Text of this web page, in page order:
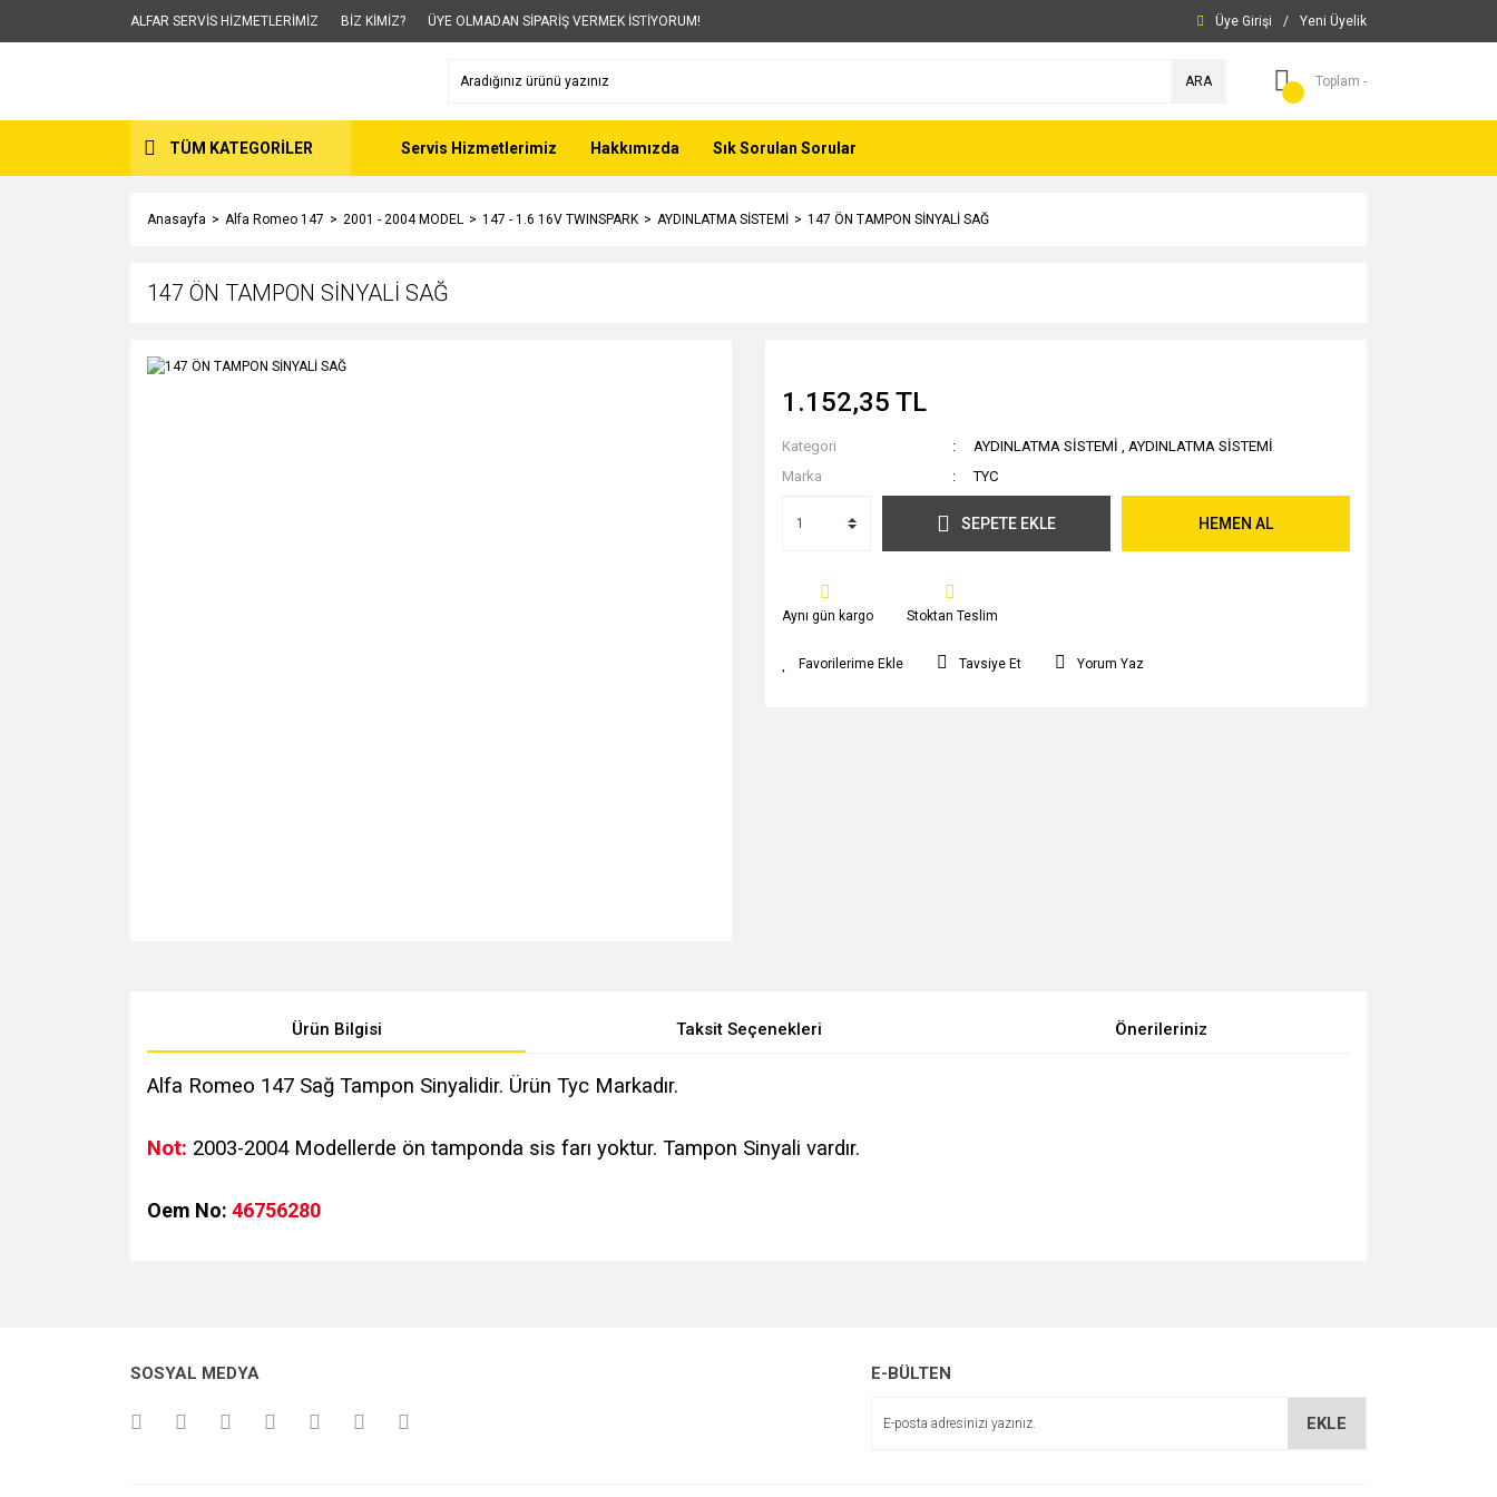
ALFAR SERVİS HİZMETLERİMİZ BİZ KİMİZ? ÜYE OLMADAN SİPARİŞ VERMEK İSTİYORUM! Üye Girişi / Yeni Üyelik
ARA Toplam -
TÜM KATEGORİLER Servis Hizmetlerimiz Hakkımızda Sık Sorulan Sorular
Anasayfa Alfa Romeo 147 2001 - 2004 MODEL 147 - 1.6 16V TWINSPARK AYDINLATMA SİSTEMİ 147 ÖN TAMPON SİNYALİ SAĞ
147 ÖN TAMPON SİNYALİ SAĞ
1.152,35 TL
Kategori AYDINLATMA SİSTEMİ , AYDINLATMA SİSTEMİ
Marka
TYC
SEPETE EKLE HEMEN AL
Aynı gün kargo Stoktan Teslim
Tavsiye Et Yorum Yaz
Ürün Bilgisi Taksit Seçenekleri Önerileriniz
Alfa Romeo 147 Sağ Tampon Sinyalidir. Ürün Tyc Markadır.
Not: 2003-2004 Modellerde ön tamponda sis farı yoktur. Tampon Sinyali vardır.
Oem No: 46756280
Ürün açıklamasında eksik bilgiler bulunuyor.
SOSYAL MEDYA E-BÜLTEN
EKLE